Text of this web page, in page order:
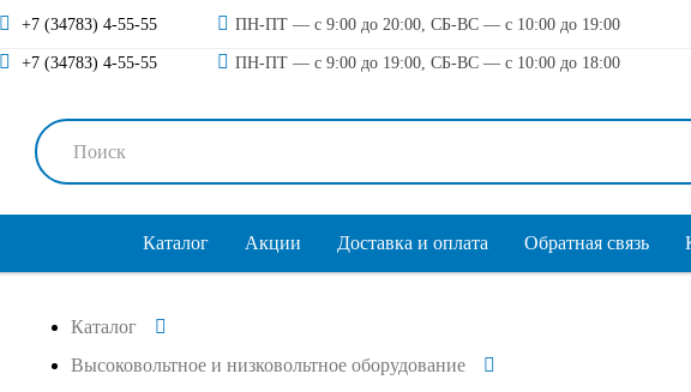
+7 (34783) 4-55-55
+7 (34783) 4-55-55
ПН-ПТ — с 9:00 до 20:00, СБ-ВС — с 10:00 до 19:00
ПН-ПТ — с 9:00 до 19:00, СБ-ВС — с 10:00 до 18:00
Каталог Акции Доставка и оплата Обратная связь
Каталог
Высоковольтное и низковольтное оборудование